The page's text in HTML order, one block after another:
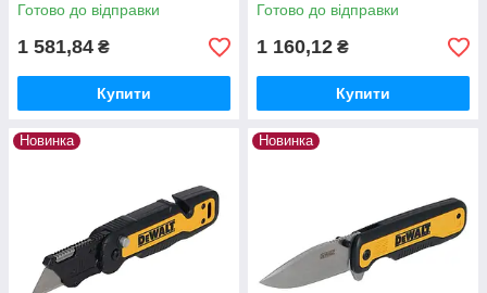
Готово до відправки
1 581,84 ₴
Купити
Готово до відправки
1 160,12 ₴
Купити
Новинка Новинка